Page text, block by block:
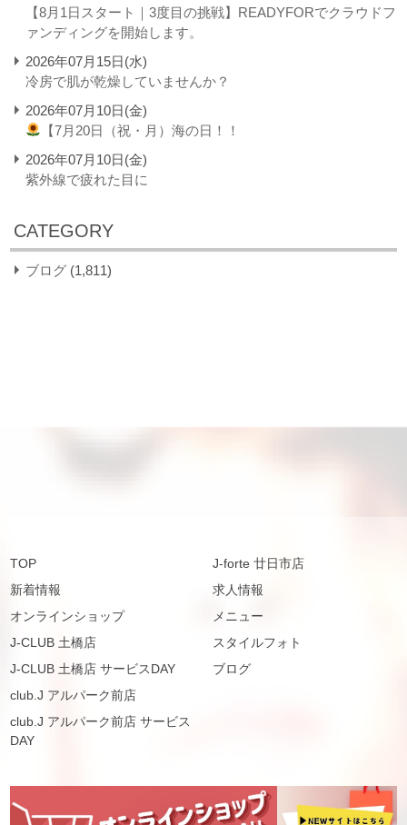
【8月1日スタート｜3度目の挑戦】READYFORでクラウドフ
ァンディングを開始します。
2026年07月15日(水)
冷房で肌が乾燥していませんか？
2026年07月10日(金)
【7月20日（祝・月）海の日！！
2026年07月10日(金)
紫外線で疲れた目に
CATEGORY
ブログ (1,811)
TOP
新着情報
オンラインショップ
J-CLUB 土橋店
J-CLUB 土橋店 サービスDAY
club.J アルパーク前店
club.J アルパーク前店 サービス
DAY
J-forte 廿日市店
求人情報
メニュー
スタイルフォト
ブログ